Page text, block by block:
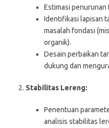
Estimasi penurunan
Identifikasi lapisan
masalah fondasi
organik).
Desain perbaikan
dukung dan
Stabilitas Lereng:
Penentuan
analisis stabilitas